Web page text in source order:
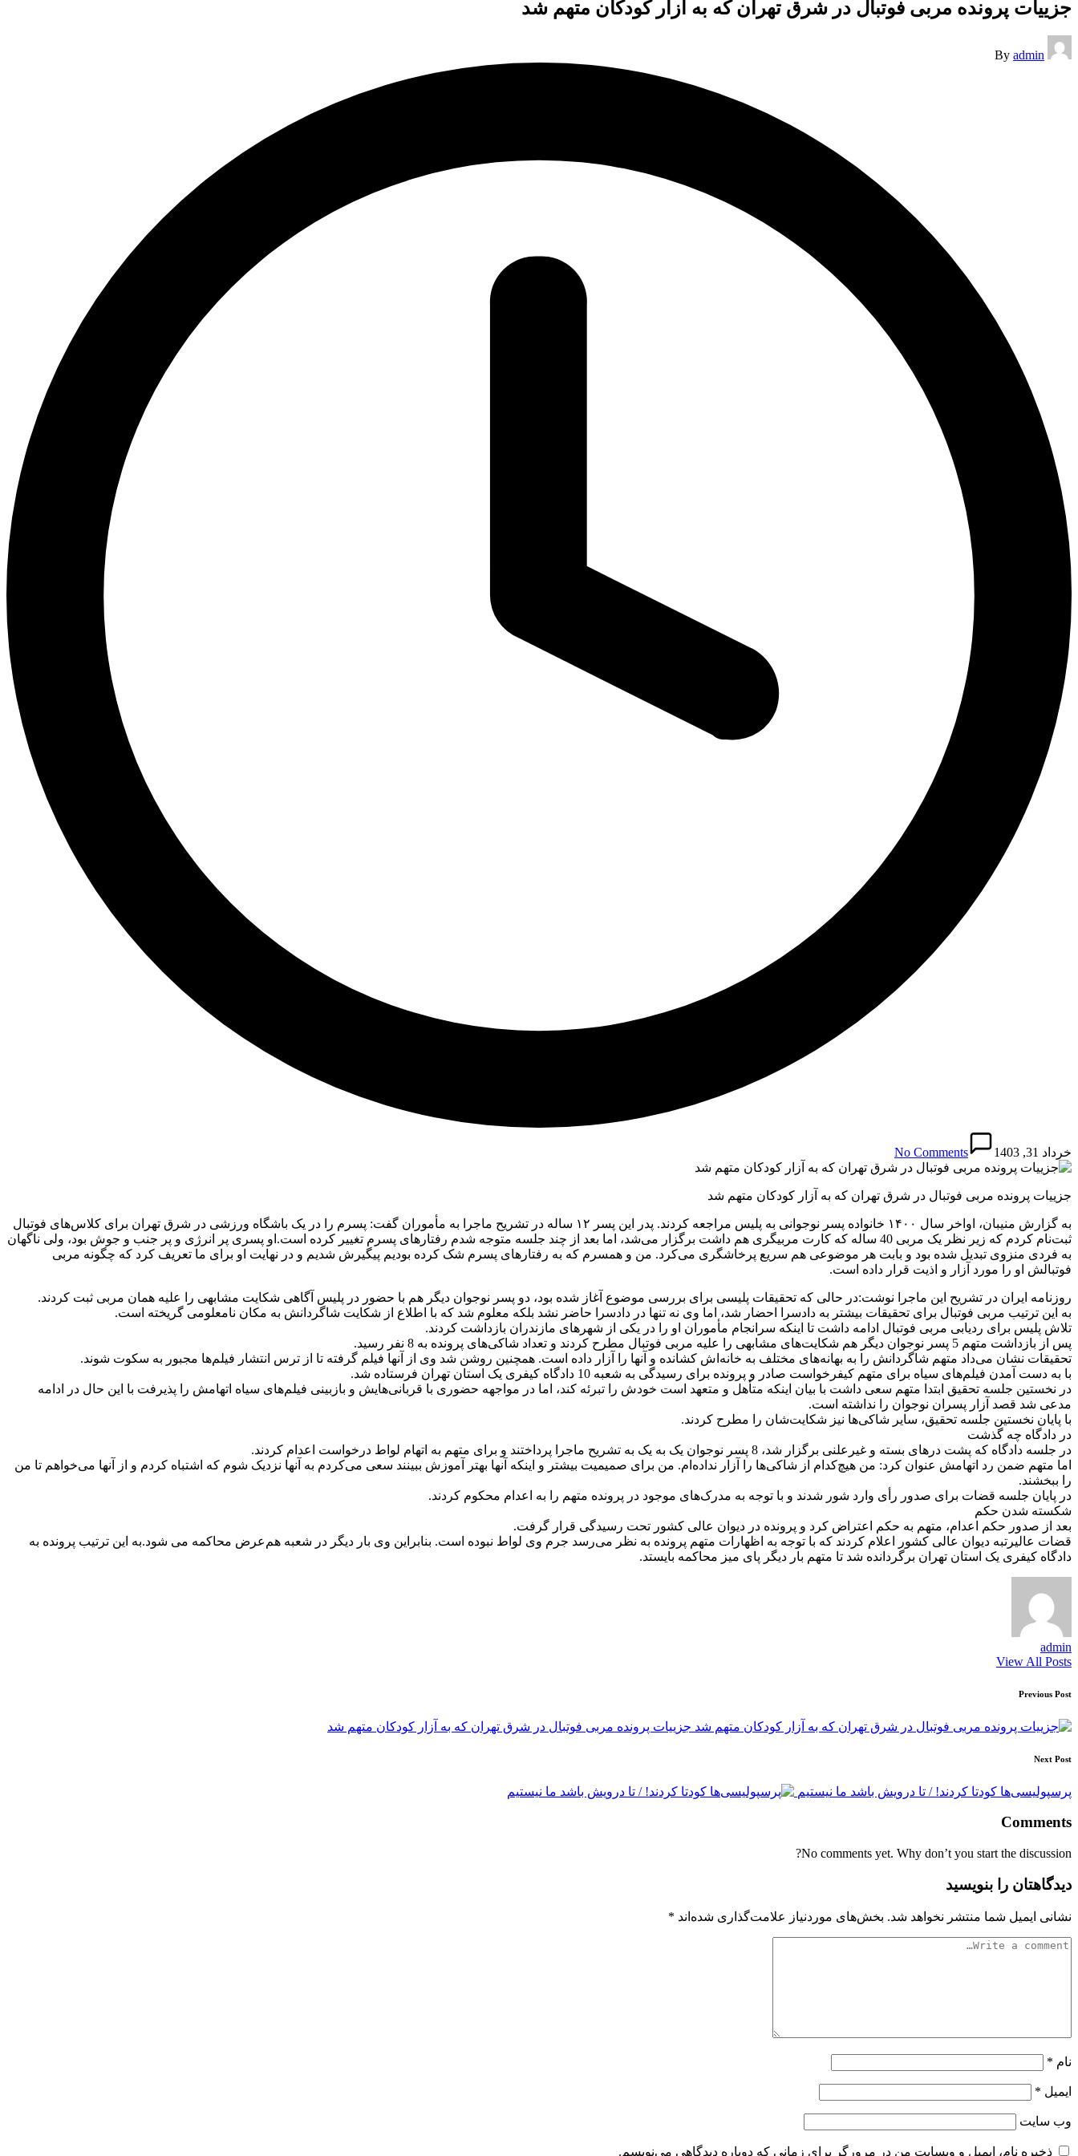
جزییات پرونده مربی فوتبال در شرق تهران که به آزار کودکان متهم شد
Posted
by
By admin
خرداد 31, 1403 No Comments
جزییات پرونده مربی فوتبال در شرق تهران که به آزار کودکان متهم شد
به گزارش منیبان، اواخر سال ۱۴۰۰ خانواده پسر نوجوانی به پلیس مراجعه کردند. پدر این پسر ۱۲ ساله در تشریح ماجرا به مأموران گفت: پسرم را در یک باشگاه ورزشی در شرق تهران برای کلاس‌های فوتبال
ثبت‌نام کردم که زیر نظر یک مربی 40 ساله که کارت مربیگری هم داشت برگزار می‌شد، اما بعد از چند جلسه متوجه شدم رفتارهای پسرم تغییر کرده است.او پسری پر انرژی و پر جنب و جوش بود، ولی ناگهان
به فردی منزوی تبدیل شده بود و بابت هر موضوعی هم سریع پرخاشگری می‌کرد. من و همسرم که به رفتارهای پسرم شک کرده بودیم پیگیرش شدیم و در نهایت او برای ما تعریف کرد که چگونه مربی
فوتبالش او را مورد آزار و اذیت قرار داده است.
روزنامه ایران در تشریح این ماجرا نوشت:در حالی که تحقیقات پلیسی برای بررسی موضوع آغاز شده بود، دو پسر نوجوان دیگر هم با حضور در پلیس آگاهی شکایت مشابهی را علیه همان مربی ثبت کردند.
به این ترتیب مربی فوتبال برای تحقیقات بیشتر به دادسرا احضار شد، اما وی نه تنها در دادسرا حاضر نشد بلکه معلوم شد که با اطلاع از شکایت شاگردانش به مکان نامعلومی گریخته است.
تلاش پلیس برای ردیابی مربی فوتبال ادامه داشت تا اینکه سرانجام مأموران او را در یکی از شهرهای مازندران بازداشت کردند.
پس از بازداشت متهم 5 پسر نوجوان دیگر هم شکایت‌های مشابهی را علیه مربی فوتبال مطرح کردند و تعداد شاکی‌های پرونده به 8 نفر رسید.
تحقیقات نشان می‌داد متهم شاگردانش را به بهانه‌های مختلف به خانه‌اش کشانده و آنها را آزار داده است. همچنین روشن شد وی از آنها فیلم گرفته تا از ترس انتشار فیلم‌ها مجبور به سکوت شوند.
با به دست آمدن فیلم‌های سیاه برای متهم کیفرخواست صادر و پرونده‌ برای رسیدگی به شعبه 10 دادگاه کیفری یک استان تهران فرستاده شد.
در نخستین جلسه تحقیق ابتدا متهم سعی داشت با بیان اینکه متأهل و متعهد است خودش را تبرئه کند، اما در مواجهه حضوری با قربانی‌هایش و بازبینی فیلم‌های سیاه اتهامش را پذیرفت با این حال در ادامه
مدعی شد قصد آزار پسران نوجوان را نداشته است.
با پایان نخستین جلسه تحقیق، سایر شاکی‌ها نیز شکایت‌شان را مطرح کردند.
در دادگاه چه گذشت
در جلسه دادگاه که پشت درهای بسته و غیرعلنی برگزار شد، 8 پسر نوجوان یک به یک به تشریح ماجرا پرداختند و برای متهم به اتهام لواط درخواست اعدام کردند.
اما متهم ضمن رد اتهامش عنوان کرد: من هیچ‌کدام از شاکی‌ها را آزار نداده‌ام. من برای صمیمیت بیشتر و اینکه آنها بهتر آموزش ببینند سعی می‌کردم به آنها نزدیک شوم که اشتباه کردم و از آنها می‌خواهم تا من
را ببخشند.
در پایان جلسه قضات برای صدور رأی وارد شور شدند و با توجه به مدرک‌های موجود در پرونده متهم را به اعدام محکوم کردند.
شکسته شدن حکم
بعد از صدور حکم اعدام، متهم به حکم اعتراض کرد و پرونده در دیوان عالی کشور تحت رسیدگی قرار گرفت.
قضات عالیرتبه دیوان عالی کشور اعلام کردند که با توجه به اظهارات متهم پرونده به نظر می‌رسد جرم وی لواط نبوده است. بنابراین وی بار دیگر در شعبه هم‌عرض محاکمه می شود.به این ترتیب پرونده به
دادگاه کیفری یک استان تهران برگردانده شد تا متهم بار دیگر پای میز محاکمه بایستد.
admin
View All Posts
Post
navigation
Previous Post
جزییات پرونده مربی فوتبال در شرق تهران که به آزار کودکان متهم شد
Next Post
پرسپولیسی‌ها کودتا کردند! / تا درویش باشد ما نیستیم
Comments
No comments yet. Why don’t you start the discussion?
دیدگاهتان را بنویسید
نشانی ایمیل شما منتشر نخواهد شد. بخش‌های موردنیاز علامت‌گذاری شده‌اند *
نام *
ایمیل *
وب‌ سایت
ذخیره نام، ایمیل و وبسایت من در مرورگر برای زمانی که دوباره دیدگاهی می‌نویسم.